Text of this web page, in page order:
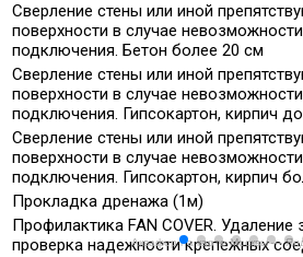
Сверление стены или иной
поверхности в случае
подключения. Бетон более 20 см
Сверление стены или иной
поверхности в случае
подключения. Гипсокартон, кирпич
Сверление стены или иной
поверхности в случае
подключения. Гипсокартон, кирпич
Прокладка дренажа (1м)
Профилактика FAN COVER. Удаление
проверка надежности крепежных
Аквафор на карте Москвы —